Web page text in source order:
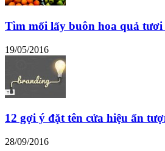
Tìm mối lấy buôn hoa quả tươi
19/05/2016
12 gợi ý đặt tên cửa hiệu ấn
28/09/2016